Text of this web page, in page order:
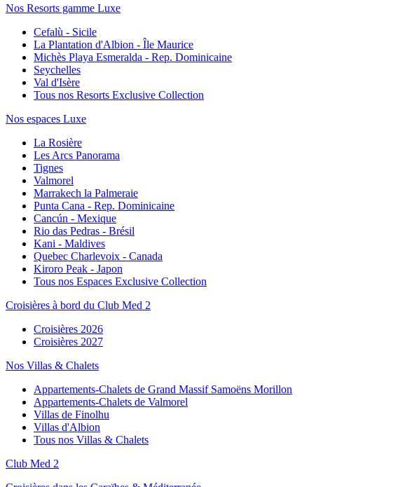
Nos Resorts gamme Luxe
Cefalù - Sicile
La Plantation d'Albion - Île Maurice
Michès Playa Esmeralda - Rep. Dominicaine
Seychelles
Val d'Isère
Tous nos Resorts Exclusive Collection
Nos espaces Luxe
La Rosière
Les Arcs Panorama
Tignes
Valmorel
Marrakech la Palmeraie
Punta Cana - Rep. Dominicaine
Cancún - Mexique
Rio das Pedras - Brésil
Kani - Maldives
Quebec Charlevoix - Canada
Kiroro Peak - Japon
Tous nos Espaces Exclusive Collection
Croisières à bord du Club Med 2
Croisières 2026
Croisières 2027
Nos Villas & Chalets
Appartements-Chalets de Grand Massif Samoëns Morillon
Appartements-Chalets de Valmorel
Villas de Finolhu
Villas d'Albion
Tous nos Villas & Chalets
Club Med 2